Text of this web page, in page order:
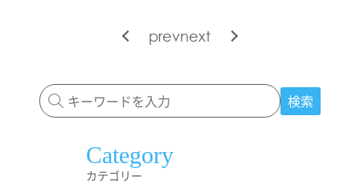
prevnext
検索
Category
カテゴリー